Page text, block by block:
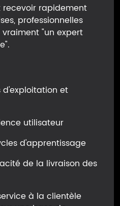
recevoir rapidement
professionnelles
"un expert
d'exploitation et
utilisateur
d'apprentissage
de la livraison des
à la clientèle